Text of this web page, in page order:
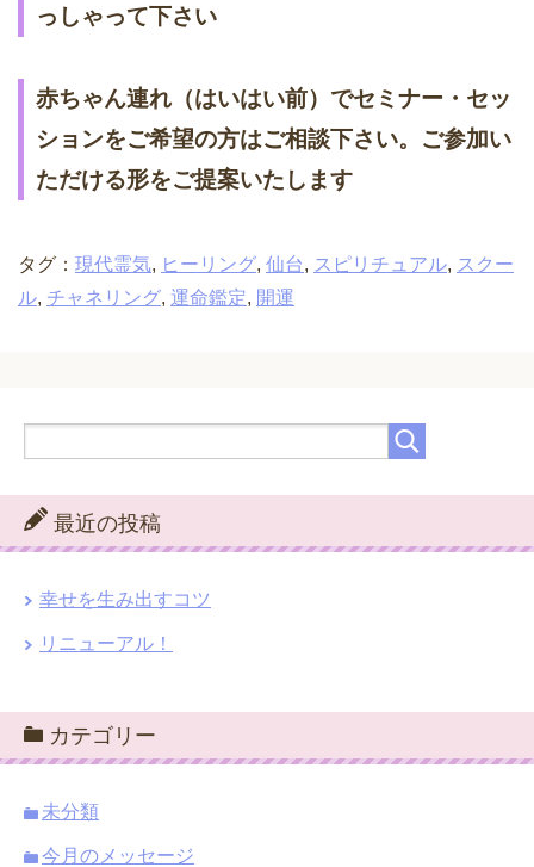
っしゃって下さい
赤ちゃん連れ（はいはい前）でセミナー・セッ
ションをご希望の方はご相談下さい。ご参加い
ただける形をご提案いたします
タグ： 現代霊気, ヒーリング, 仙台, スピリチュアル, スクー
ル, チャネリング, 運命鑑定, 開運
最近の投稿
幸せを生み出すコツ
リニューアル！
カテゴリー
未分類
今月のメッセージ